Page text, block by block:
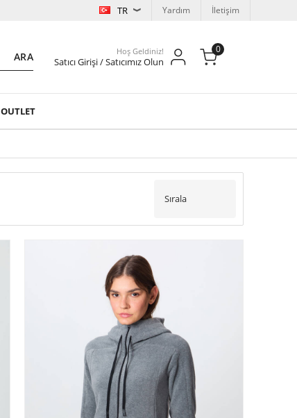
TR Yardım İletişim
ARA Hoş Geldiniz!
Satıcı Girişi / Satıcımız Olun
0
OUTLET